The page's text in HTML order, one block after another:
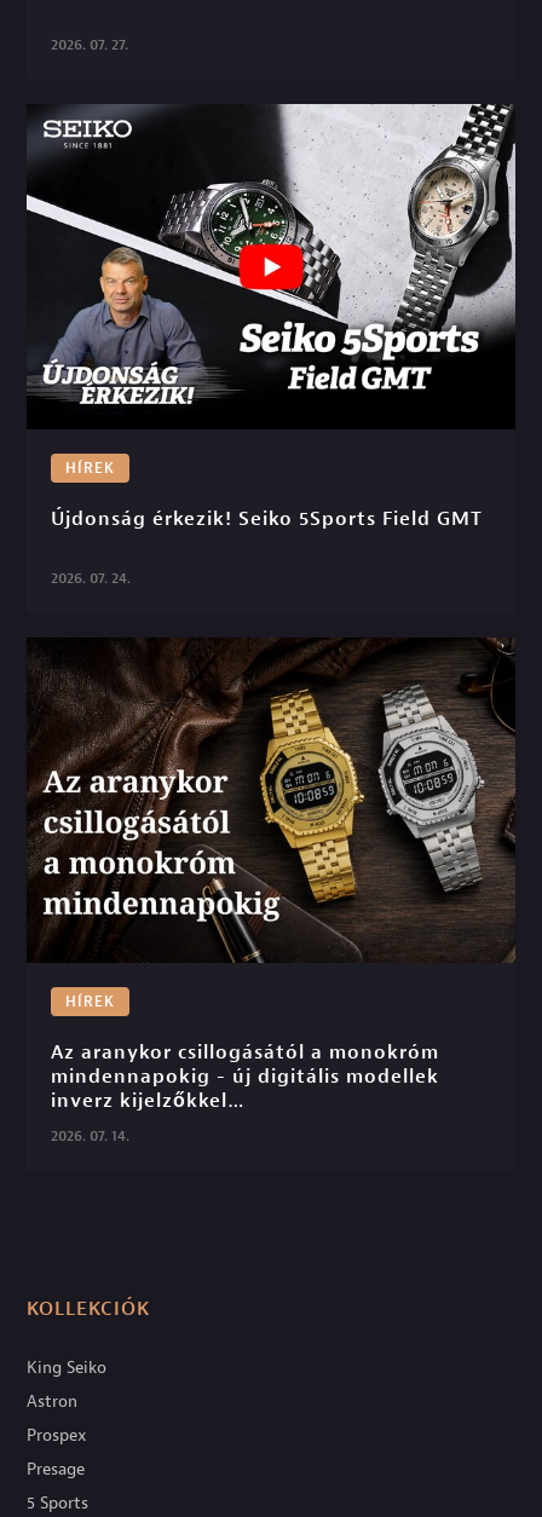
2026. 07. 27.
HÍREK
Újdonság érkezik! Seiko 5Sports Field GMT
2026. 07. 24.
HÍREK
Az aranykor csillogásától a monokróm
mindennapokig - új digitális modellek
inverz kijelzőkkel
2026. 07. 14.
KOLLEKCIÓK
King Seiko
Astron
Prospex
Presage
5 Sports